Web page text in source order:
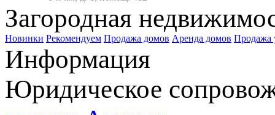
Загородная
Новинки Рекомендуем Продажа домов Аренда домов Продажа
Информация
Юридическое